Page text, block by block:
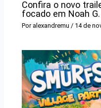
Confira o novo
focado em Noah
Por alexandremu/ 14 de